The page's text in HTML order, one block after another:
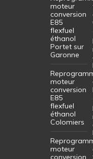
moteur
conversion
E85
flexfuel
éthanol
Portet sur
Garonne
moteur
conversion
E85
flexfuel
éthanol
Colomiers
moteur
conversion